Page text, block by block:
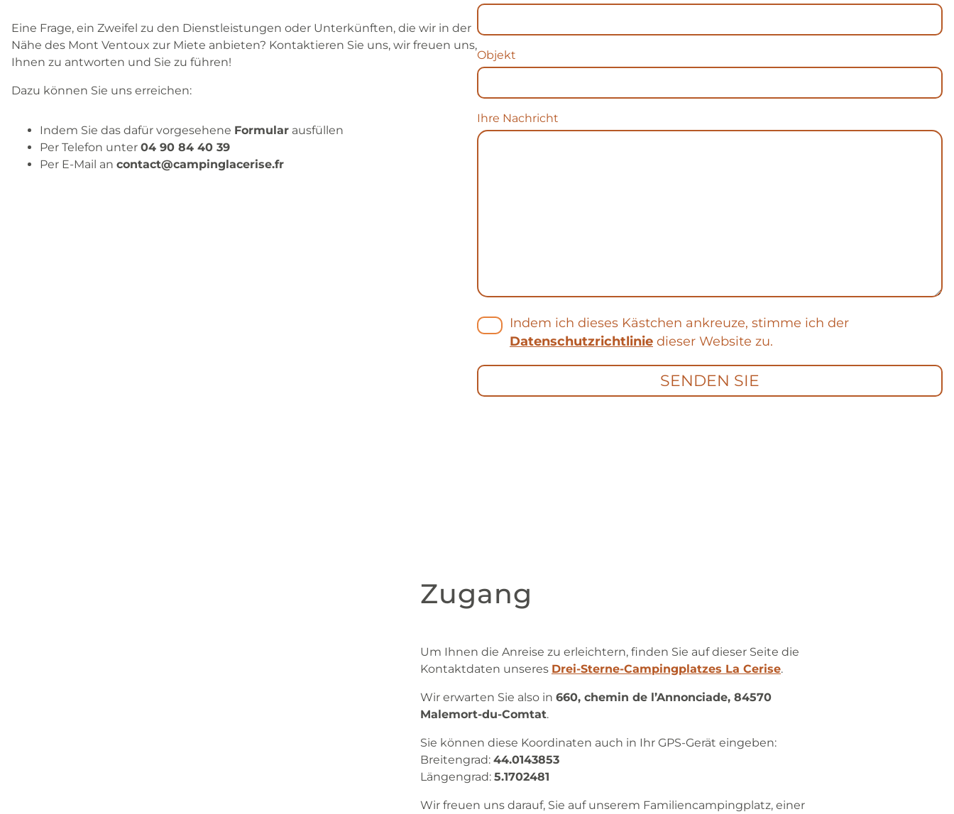
Eine Frage, ein Zweifel zu den Dienstleistungen oder Unterkünften, die wir in der
Nähe des Mont Ventoux zur Miete anbieten? Kontaktieren Sie uns, wir freuen uns,
Ihnen zu antworten und Sie zu führen!
Dazu können Sie uns erreichen:
Indem Sie das dafür vorgesehene Formular ausfüllen
Per Telefon unter 04 90 84 40 39
Per E-Mail an contact@campinglacerise.fr
Objekt
Ihre Nachricht
Indem ich dieses Kästchen ankreuze, stimme ich der
Datenschutzrichtlinie dieser Website zu.
Zugang
Um Ihnen die Anreise zu erleichtern, finden Sie auf dieser Seite die
Kontaktdaten unseres Drei-Sterne-Campingplatzes La Cerise.
Wir erwarten Sie also in 660, chemin de l’Annonciade, 84570
Malemort-du-Comtat.
Sie können diese Koordinaten auch in Ihr GPS-Gerät eingeben:
Breitengrad: 44.0143853
Längengrad: 5.1702481
Wir freuen uns darauf, Sie auf unserem Familiencampingplatz, einer